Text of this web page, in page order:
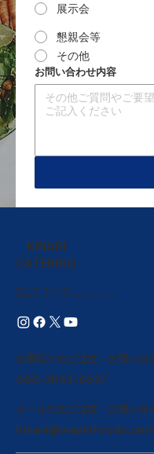
展示会
懇親会等
その他
お問い合わせ内容
お電話でのご注文・​お問い合
080-3543-8637
メールでのご注文・お問い合
kinari@wasinfoods.com
大阪・京都・神戸・東京で
お洒落なケータリングならキナリケータリング
KINARI
CATERING